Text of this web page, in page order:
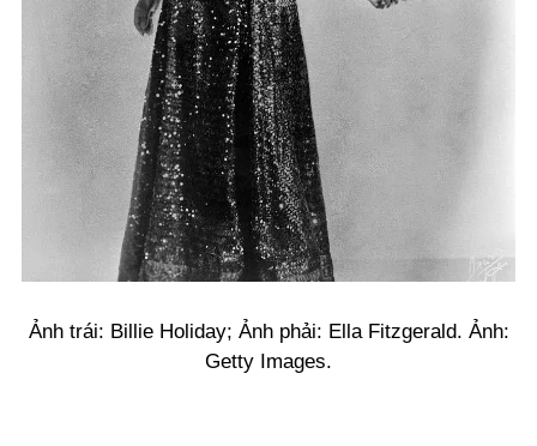
Ảnh trái: Billie Holiday; Ảnh phải: Ella Fitzgerald. Ảnh:
Getty Images.